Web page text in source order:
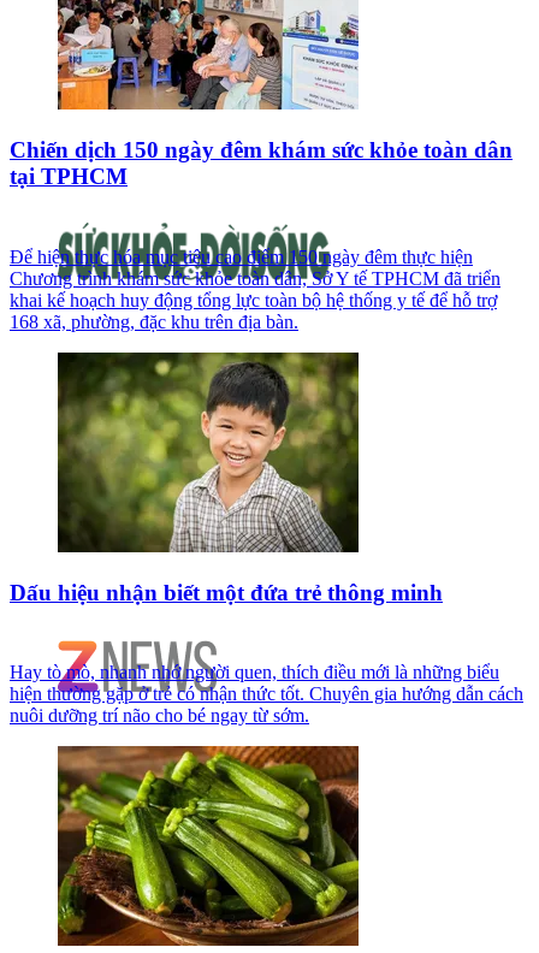
Chiến dịch 150 ngày đêm khám sức khỏe toàn dân
tại TPHCM
Để hiện thực hóa mục tiêu cao điểm 150 ngày đêm thực hiện
Chương trình khám sức khỏe toàn dân, Sở Y tế TPHCM đã triển
khai kế hoạch huy động tổng lực toàn bộ hệ thống y tế để hỗ trợ
168 xã, phường, đặc khu trên địa bàn.
Dấu hiệu nhận biết một đứa trẻ thông minh
Hay tò mò, nhanh nhớ người quen, thích điều mới là những biểu
hiện thường gặp ở trẻ có nhận thức tốt. Chuyên gia hướng dẫn cách
nuôi dưỡng trí não cho bé ngay từ sớm.